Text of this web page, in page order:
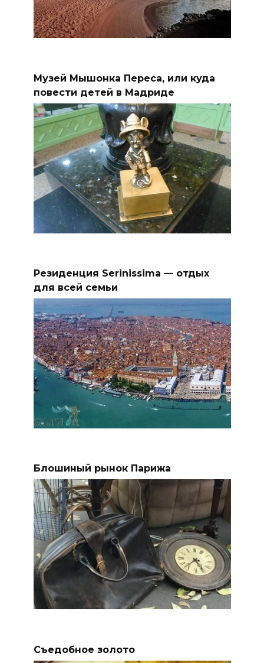
Музей Мышонка Переса, или куда
повести детей в Мадриде
Резиденция Serinissima — отдых
для всей семьи
Блошиный рынок Парижа
Съедобное золото